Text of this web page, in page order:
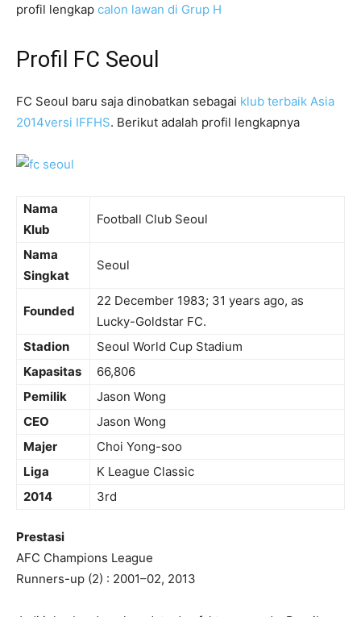
profil lengkap calon lawan di Grup H
Profil FC Seoul
FC Seoul baru saja dinobatkan sebagai klub terbaik Asia
2014versi IFFHS. Berikut adalah profil lengkapnya
Nama
Klub
Football Club Seoul
Nama
Singkat
Seoul
Founded
22 December 1983; 31 years ago, as
Lucky-Goldstar FC.
Stadion
Seoul World Cup Stadium
Kapasitas
66,806
Pemilik
Jason Wong
CEO
Jason Wong
Majer
Choi Yong-soo
Liga
K League Classic
2014
3rd
Prestasi
AFC Champions League
Runners-up (2) : 2001–02, 2013